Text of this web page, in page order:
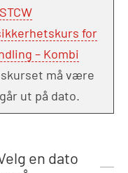
STCW
for
– Kombi
må være
ut på dato.
en dato